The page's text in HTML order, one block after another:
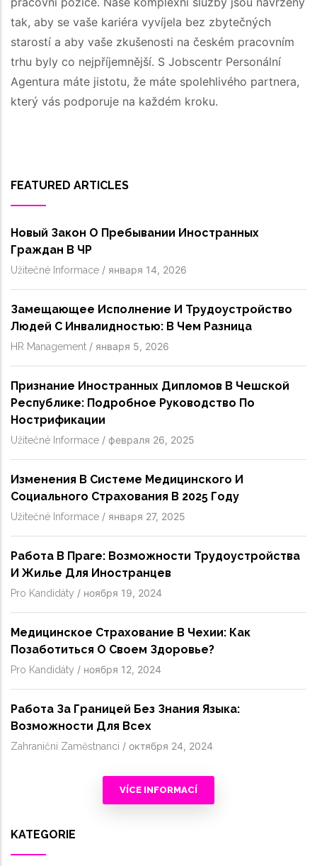
tak, aby se vaše kariéra vyvíjela bez zbytečných
starostí a aby vaše zkušenosti na českém pracovním
trhu byly co nejpříjemnější. S Jobscentr Personální
Agentura máte jistotu, že máte spolehlivého partnera,
který vás podporuje na každém kroku.
FEATURED ARTICLES
Новый Закон О Пребывании Иностранных
Граждан В ЧР
Užitečné Informace / января 14, 2026
Замещающее Исполнение И Трудоустройство
Людей С Инвалидностью: В Чем Разница
HR Management / января 5, 2026
Признание Иностранных Дипломов В Чешской
Республике: Подробное Руководство По
Нострификации
Užitečné Informace / февраля 26, 2025
Изменения В Системе Медицинского И
Социального Страхования В 2025 Году
Užitečné Informace / января 27, 2025
Работа В Праге: Возможности Трудоустройства
И Жилье Для Иностранцев
Pro Kandidáty / ноября 19, 2024
Медицинское Страхование В Чехии: Как
Позаботиться О Своем Здоровье?
Pro Kandidáty / ноября 12, 2024
Работа За Границей Без Знания Языка:
Возможности Для Всех
Zahraniční Zaměstnanci / октября 24, 2024
VÍCE INFORMACÍ
KATEGORIE